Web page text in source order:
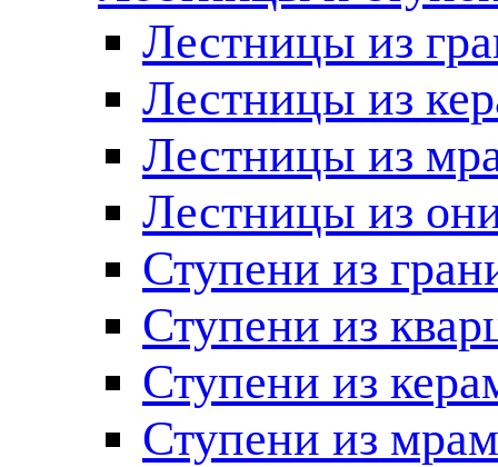
Лестницы из
Лестницы из
Лестницы из
Лестницы из
Ступени из
Ступени из
Ступени из
Ступени из